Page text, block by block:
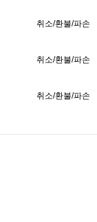
취소/환불/파손
취소/환불/파손
취소/환불/파손